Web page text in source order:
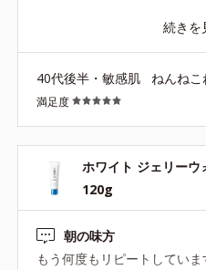
し、個人的にはすすぎ回数
続きを
40代後半・敏感肌 ねんね
満足度
ホワイト ジェリーウ
120g
朝の味方
もう何度もリピートしてい